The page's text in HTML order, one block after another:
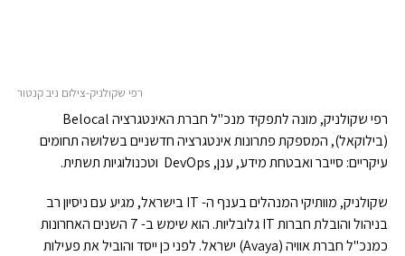
רפי שקולניק-צילום ניב קנטור
רפי שקולניק, מונה לתפקיד מנכ"ל חברת האינטגרציה Belocal
(בילוקאל), המספקת פתרונות אינטגרציה חדשניים בשלושה תחומים
עיקריים: סייבר ואבטחת מידע, ענן, DevOps וטכנולוגיות תשתית.
שקולניק, מוותיקי המנהלים בענף ה- IT בישראל, מגיע עם ניסיון רב
בניהול והובלת חברות IT גלובליות. הוא שימש ב- 7 השנים האחרונות
כמנכ"ל חברת אוויה (Avaya) ישראל. לפני כן ייסד והוביל את פעילות